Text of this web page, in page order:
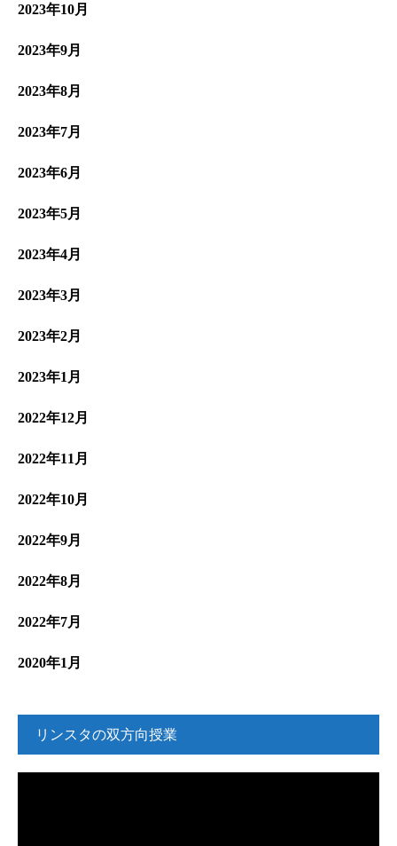
2023年10月
2023年9月
2023年8月
2023年7月
2023年6月
2023年5月
2023年4月
2023年3月
2023年2月
2023年1月
2022年12月
2022年11月
2022年10月
2022年9月
2022年8月
2022年7月
2020年1月
リンスタの双方向授業